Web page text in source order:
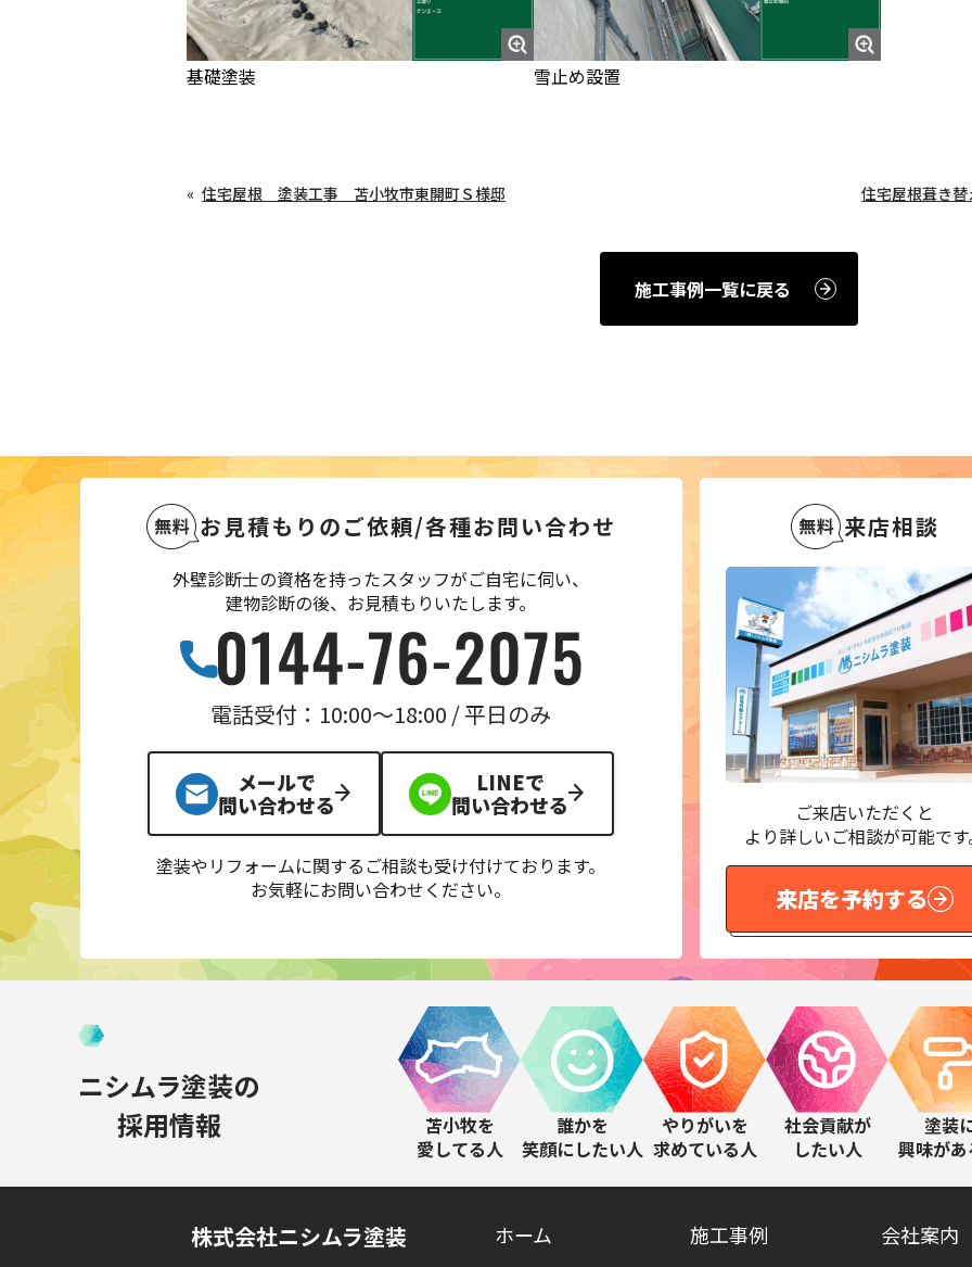
基礎塗装 雪止め設置
住宅屋根 塗装工事 苫小牧市東開町Ｓ様邸 住宅屋根葺き
施工事例一覧に戻る
お見積もりのご依頼/各種お問い合わせ
外壁診断士の資格を持ったスタッフがご自宅に伺い、
建物診断の後、お見積もりいたします。
電話受付：10:00〜18:00 / 平日のみ
メールで
問い合わせる
LINEで
問い合わせる
塗装やリフォームに関するご相談も受け付けております。
お気軽にお問い合わせください。
来店相談
ご来店いただくと
より詳しいご相談が可能で
来店を予約する
ニシムラ塗装の
採用情報
苫小牧を
愛してる人
誰かを
笑顔にしたい人
やりがいを
求めている人
社会貢献が
したい人
塗装
興味が
株式会社ニシムラ塗装 ホーム 施工事例 会社案内